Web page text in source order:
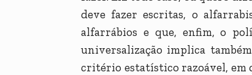
deve fazer escritas, o
alfarrábios e que, enfim, o
universalização implica
critério estatístico razoável, em